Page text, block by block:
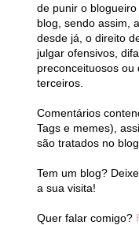
de punir o
blog, sendo assim,
desde já, o direito
julgar ofensivos,
preconceituosos ou
terceiros.
Comentários
Tags e memes),
são tratados no
Tem um blog?
a sua visita!
Quer falar comigo?